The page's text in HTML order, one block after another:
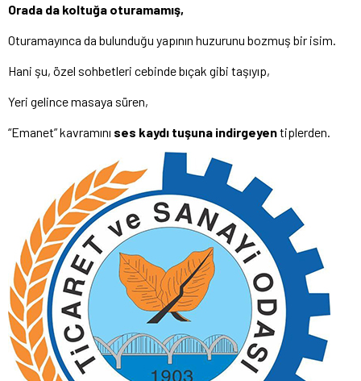
Orada da koltuğa oturamamış,
Oturamayınca da bulunduğu yapının huzurunu bozmuş bir isim.
Hani şu, özel sohbetleri cebinde bıçak gibi taşıyıp,
Yeri gelince masaya süren,
“Emanet” kavramını ses kaydı tuşuna indirgeyentiplerden.